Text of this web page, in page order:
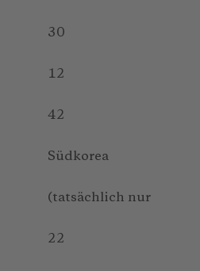
30
12
42
Südkorea
(tatsächlich nur
22